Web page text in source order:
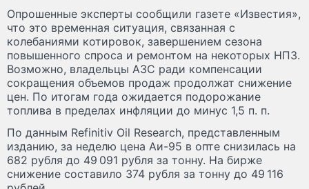
Опрошенные эксперты сообщили газете «Известия»,
что это временная ситуация, связанная с
колебаниями котировок, завершением сезона
повышенного спроса и ремонтом на некоторых НПЗ.
Возможно, владельцы АЗС ради компенсации
сокращения объемов продаж продолжат снижение
цен. По итогам года ожидается подорожание
топлива в пределах инфляции до минус 1,5 п. п.
По данным Refinitiv Oil Research, представленным
изданию, за неделю цена Аи-95 в опте снизилась на
682 рубля до 49 091 рубля за тонну. На бирже
снижение составило 374 рубля за тонну до 49 116